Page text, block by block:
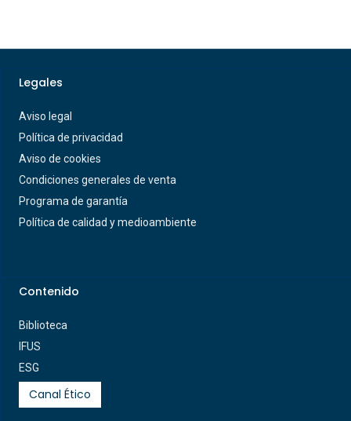
Legales
Aviso legal
Política de privacidad
Aviso de cookies
Condiciones generales de venta
Programa de garantía
Política de calidad y medioambiente
Contenido
Biblioteca
IFUS
ESG
Canal Ético